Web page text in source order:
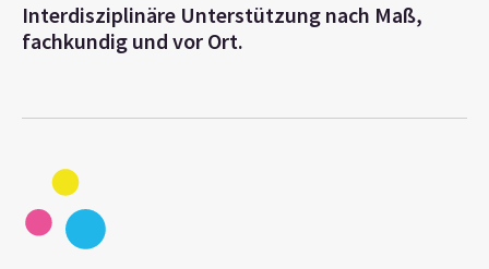
Interdisziplinäre Unterstützung nach Maß,
fachkundig und vor Ort.